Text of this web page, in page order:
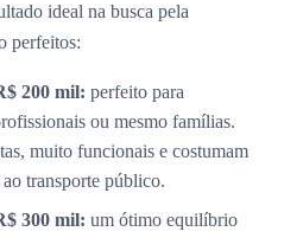
ideal na busca pela
perfeitos:
200 mil: perfeito para
ou mesmo famílias.
muito funcionais e costumam
transporte público.
300 mil: um ótimo equilíbrio